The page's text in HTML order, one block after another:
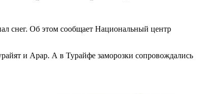
снег. Об этом сообщает Национальный центр
и Арар. А в Турайфе заморозки сопровождались